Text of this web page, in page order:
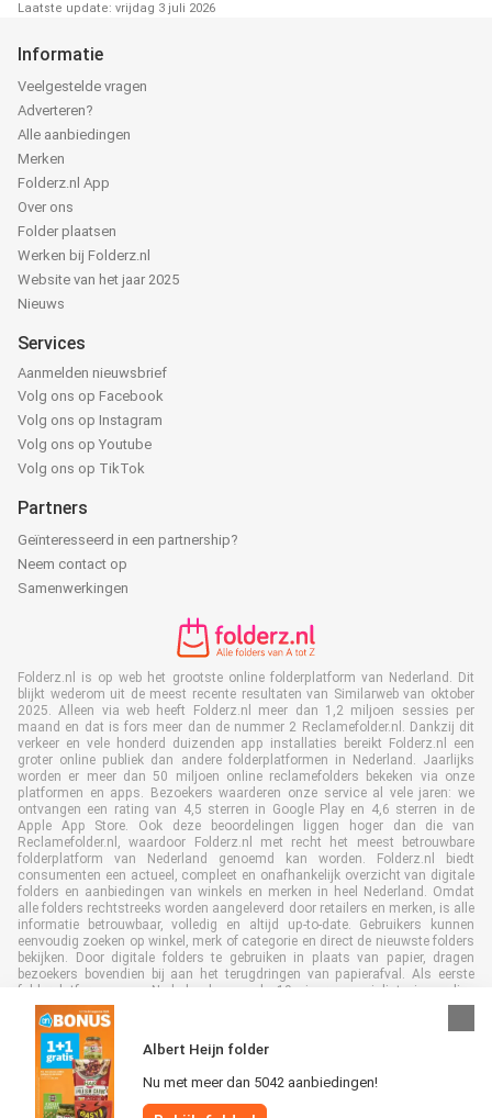
Laatste update: vrijdag 3 juli 2026
Albert Heijn folder
Nu met meer dan 5042 aanbiedingen!
Informatie
Veelgestelde vragen
Adverteren?
Alle aanbiedingen
Merken
Folderz.nl App
Over ons
Folder plaatsen
Werken bij Folderz.nl
Website van het jaar 2025
Nieuws
Services
Aanmelden nieuwsbrief
Volg ons op Facebook
Volg ons op Instagram
Volg ons op Youtube
Volg ons op TikTok
Partners
Geïnteresseerd in een partnership?
Neem contact op
Samenwerkingen
Folderz.nl is op web het grootste online folderplatform van Nederland. Dit
blijkt wederom uit de meest recente resultaten van Similarweb van oktober
2025. Alleen via web heeft Folderz.nl meer dan 1,2 miljoen sessies per
maand en dat is fors meer dan de nummer 2 Reclamefolder.nl. Dankzij dit
verkeer en vele honderd duizenden app installaties bereikt Folderz.nl een
groter online publiek dan andere folderplatformen in Nederland. Jaarlijks
worden er meer dan 50 miljoen online reclamefolders bekeken via onze
platformen en apps. Bezoekers waarderen onze service al vele jaren: we
ontvangen een rating van 4,5 sterren in Google Play en 4,6 sterren in de
Apple App Store. Ook deze beoordelingen liggen hoger dan die van
Reclamefolder.nl, waardoor Folderz.nl met recht het meest betrouwbare
folderplatform van Nederland genoemd kan worden. Folderz.nl biedt
consumenten een actueel, compleet en onafhankelijk overzicht van digitale
folders en aanbiedingen van winkels en merken in heel Nederland. Omdat
alle folders rechtstreeks worden aangeleverd door retailers en merken, is alle
informatie betrouwbaar, volledig en altijd up-to-date. Gebruikers kunnen
eenvoudig zoeken op winkel, merk of categorie en direct de nieuwste folders
bekijken. Door digitale folders te gebruiken in plaats van papier, dragen
bezoekers bovendien bij aan het terugdringen van papierafval. Als eerste
folderplatform van Nederland en al 19 jaar specialist in online
folderpublicaties, heeft Folderz.nl duurzame samenwerkingen opgebouwd
met retailers en merken. Hierdoor zijn we uitgegroeid tot de toonaangevende
speler in de digitale foldermarkt.